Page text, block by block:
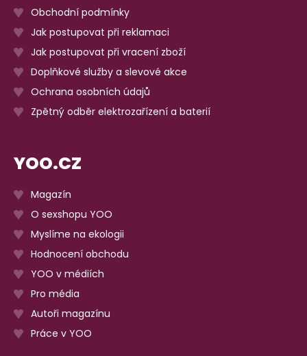
Obchodní podmínky
Jak postupovat při reklamaci
Jak postupovat při vracení zboží
Doplňkové služby a slevové akce
Ochrana osobních údajů
Zpětný odběr elektrozařízení a baterií
YOO.CZ
Magazín
O sexshopu YOO
Myslíme na ekologii
Hodnocení obchodu
YOO v médiích
Pro média
Autoři magazínu
Práce v YOO